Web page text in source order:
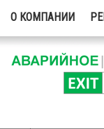
О КОМПАНИИ